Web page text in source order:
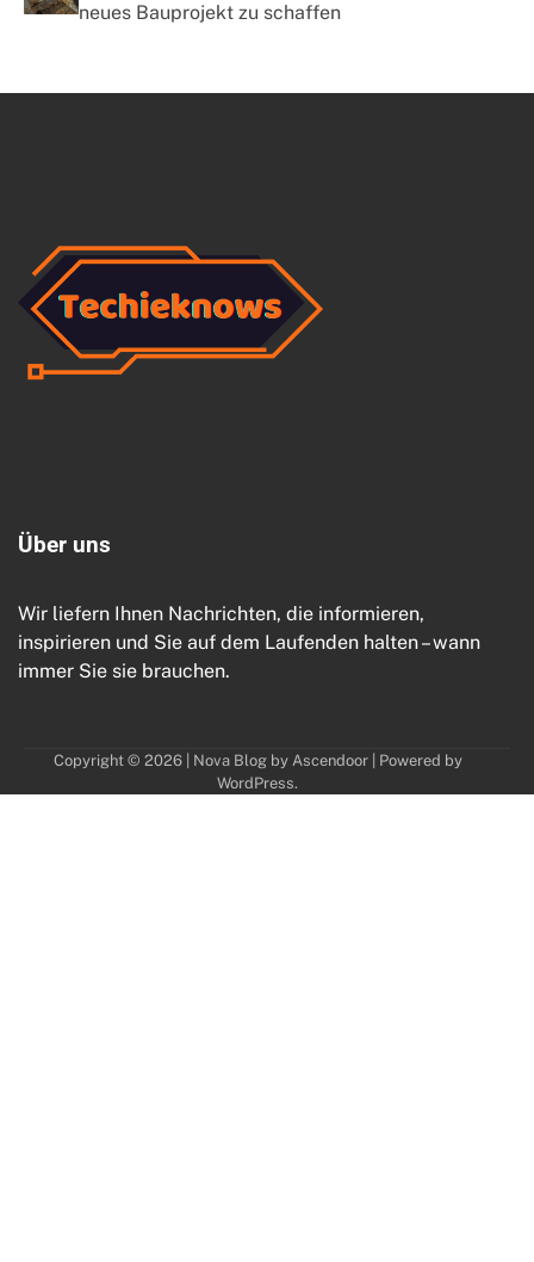
neues Bauprojekt zu schaffen
Über uns
Wir liefern Ihnen Nachrichten, die informieren,
inspirieren und Sie auf dem Laufenden halten – wann
immer Sie sie brauchen.
Copyright © 2026 | Nova Blog by Ascendoor| Powered by
WordPress.